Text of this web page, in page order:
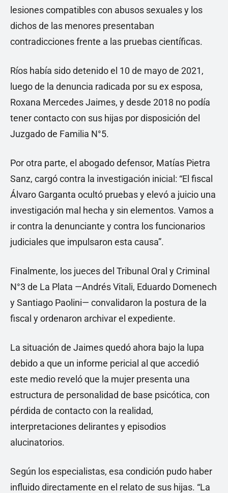
lesiones compatibles con abusos sexuales y los
dichos de las menores presentaban
contradicciones frente a las pruebas científicas.
Ríos había sido detenido el 10 de mayo de 2021,
luego de la denuncia radicada por su ex esposa,
Roxana Mercedes Jaimes, y desde 2018 no podía
tener contacto con sus hijas por disposición del
Juzgado de Familia N°5.
Por otra parte, el abogado defensor, Matías Pietra
Sanz, cargó contra la investigación inicial: “El fiscal
Álvaro Garganta ocultó pruebas y elevó a juicio una
investigación mal hecha y sin elementos. Vamos a
ir contra la denunciante y contra los funcionarios
judiciales que impulsaron esta causa”.
Finalmente, los jueces del Tribunal Oral y Criminal
N°3 de La Plata —Andrés Vitali, Eduardo Domenech
y Santiago Paolini— convalidaron la postura de la
fiscal y ordenaron archivar el expediente.
La situación de Jaimes quedó ahora bajo la lupa
debido a que un informe pericial al que accedió
este medio reveló que la mujer presenta una
estructura de personalidad de base psicótica, con
pérdida de contacto con la realidad,
interpretaciones delirantes y episodios
alucinatorios.
Según los especialistas, esa condición pudo haber
influido directamente en el relato de sus hijas. “La